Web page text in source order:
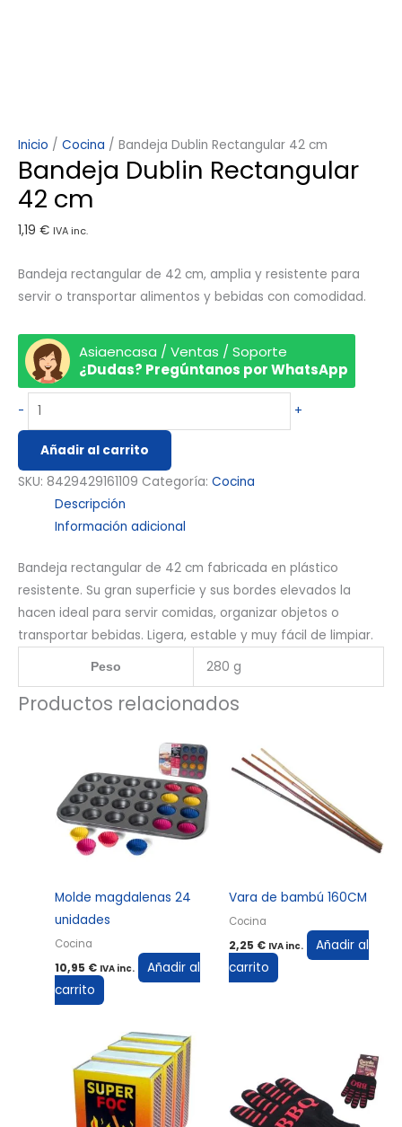
Inicio / Cocina / Bandeja Dublin Rectangular 42 cm
Bandeja Dublin Rectangular
42 cm
1,19 € IVA inc.
Bandeja rectangular de 42 cm, amplia y resistente para
servir o transportar alimentos y bebidas con comodidad.
Asiaencasa / Ventas / Soporte
¿Dudas? Pregúntanos por WhatsApp
- +
Añadir al carrito
SKU: 8429429161109 Categoría: Cocina
Descripción
Información adicional
Bandeja rectangular de 42 cm fabricada en plástico
resistente. Su gran superficie y sus bordes elevados la
hacen ideal para servir comidas, organizar objetos o
transportar bebidas. Ligera, estable y muy fácil de limpiar.
Peso 280 g
Productos relacionados
Molde magdalenas 24
unidades
Cocina
10,95 € IVA inc.
Añadir al
carrito
Vara de bambú 160CM
Cocina
2,25 € IVA inc.
Añadir al
carrito